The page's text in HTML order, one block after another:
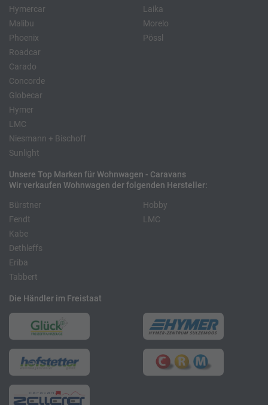
Hymercar
Malibu
Phoenix
Roadcar
Laika
Morelo
Pössl
Carado
Concorde
Globecar
Hymer
LMC
Niesmann + Bischoff
Sunlight
Unsere Top Marken für Wohnwagen - Caravans
Wir verkaufen Wohnwagen der folgenden Hersteller:
Bürstner
Fendt
Kabe
Hobby
LMC
Dethleffs
Eriba
Tabbert
Die Händler im Freistaat